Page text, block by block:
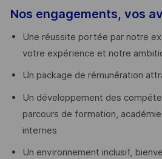
Nos engagements, vos
Une réussite portée par notre
votre expérience et notre
Un package de rémunération
Un développement des
parcours de formation,
internes
Un environnement inclusif,